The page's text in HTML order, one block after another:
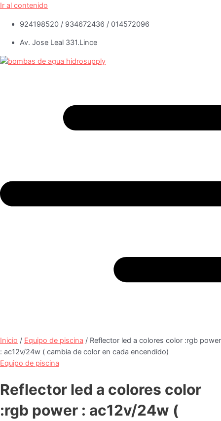
Ir al contenido
924198520 / 934672436 / 014572096
Av. Jose Leal 331.Lince
Inicio / Equipo de piscina / Reflector led a colores color :rgb power
: ac12v/24w ( cambia de color en cada encendido)
Equipo de piscina
Reflector led a colores color
:rgb power : ac12v/24w (